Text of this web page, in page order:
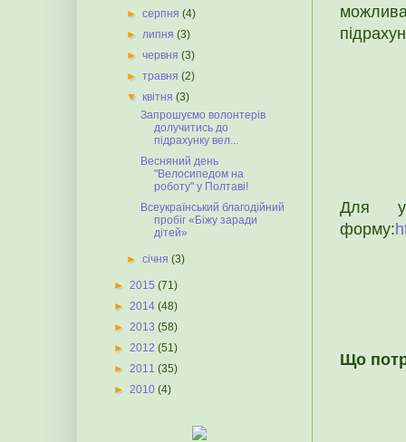
Для
форму:
Що
►серпня(4)
►липня(3)
►червня(3)
►травня(2)
▼квітня(3)
Запрошуємо волонтерів
долучитись до
підрахунку вел...
Весняний день
"Велосипедом на
роботу" у Полтаві!
Всеукраїнський благодійний
пробіг «Біжу заради
дітей»
►січня(3)
► 2015 (71)
► 2014 (48)
► 2013 (58)
► 2012 (51)
► 2011 (35)
► 2010 (4)